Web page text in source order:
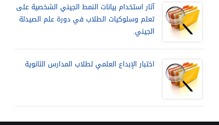
آثار استخدام بيانات النمط الجيني الشخصية على
تعلم وسلوكيات الطلاب في دورة علم الصيدلة
الجيني.
اختبار الإبداع العلمي لطلاب المدارس الثانوية